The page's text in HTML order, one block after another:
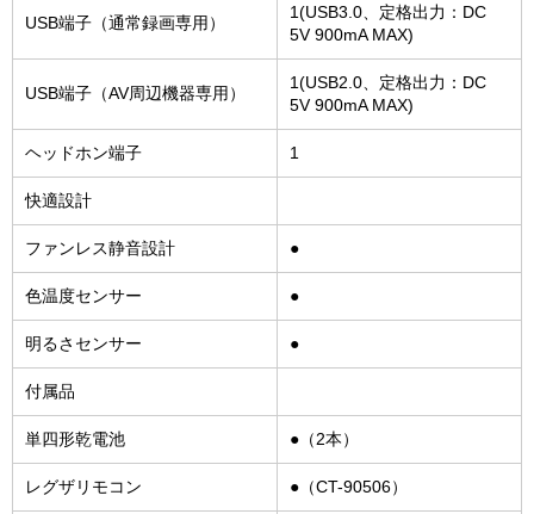
USB端子（通常録画専用）
1(USB3.0、定格出力：DC
5V 900mA MAX)
USB端子（AV周辺機器専用）
1(USB2.0、定格出力：DC
5V 900mA MAX)
ヘッドホン端子 1
快適設計
ファンレス静音設計 ●
色温度センサー ●
明るさセンサー ●
付属品
単四形乾電池 ●（2本）
レグザリモコン ●（CT-90506）